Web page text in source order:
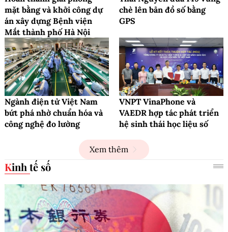
mặt bằng và khởi công dự
án xây dựng Bệnh viện
Mắt thành phố Hà Nội
chè lên bản đồ số bằng
GPS
Ngành điện tử Việt Nam
bứt phá nhờ chuẩn hóa và
công nghệ đo lường
VNPT VinaPhone và
VAEDR hợp tác phát triển
hệ sinh thái học liệu số
Xem thêm
Kinh tế số